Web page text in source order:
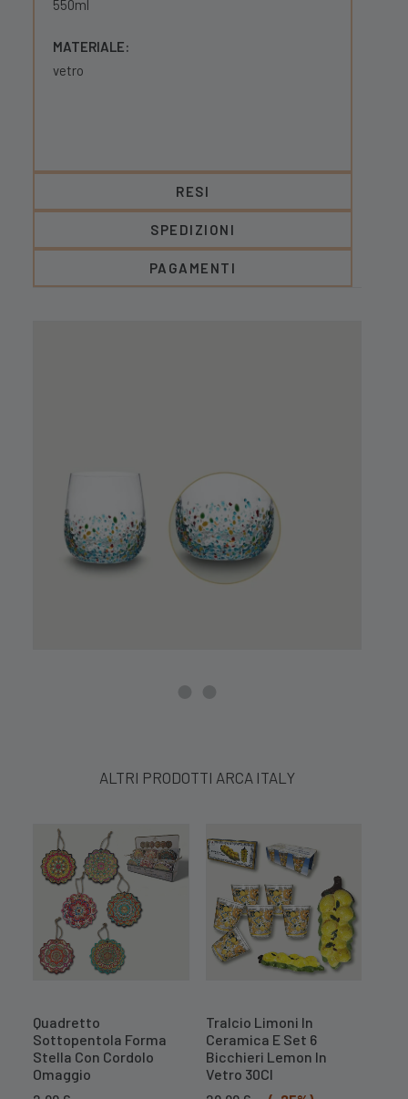
550ml
MATERIALE:
vetro
RESI
SPEDIZIONI
PAGAMENTI
ALTRI PRODOTTI ARCA ITALY
Quadretto
Sottopentola Forma
Stella Con Cordolo
Omaggio
Tralcio Limoni In
Ceramica E Set 6
Bicchieri Lemon In
Vetro 30Cl